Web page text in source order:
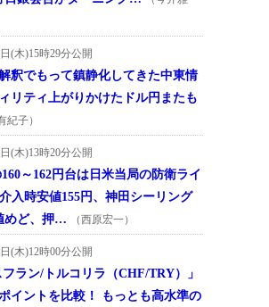
(木)15時29分公開
釈でもって鎮静化してきた中東情
リティ上がりかけたドル円またも
紀子）
(木)13時20分公開
～162円台は日米当局の防衛ライ
入時安値155円、神田シーリング
めど、押…
（西原宏一）
(木)12時00分公開
ラン/トルコリラ（CHF/TRY）」
イントを比較！ もっとも高水準の